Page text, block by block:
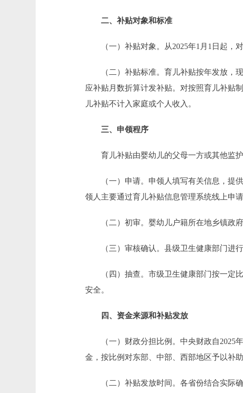
二、补贴对象和标准
（一）补贴对象。从2025年1月1日起，对
（二）补贴标准。育儿补贴按年发放，现
应补贴月数折算计发补贴。对按照育儿补贴
儿补贴不计入家庭或个人收入。
三、申领程序
育儿补贴由婴幼儿的父母一方或其他监护
（一）申请。申领人填写有关信息，提供
领人主要通过育儿补贴信息管理系统线上申
（二）初审。婴幼儿户籍所在地乡镇政府
（三）审核确认。县级卫生健康部门进行
（四）抽查。市级卫生健康部门按一定比
安全。
四、资金来源和补贴发放
（一）财政分担比例。中央财政自2025年
金，按比例对东部、中部、西部地区予以补
（二）补贴发放时间。各省份结合实际确